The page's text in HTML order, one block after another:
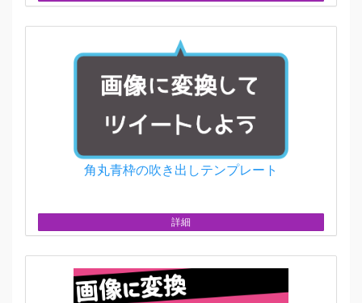
角丸青枠の吹き出しテンプレート
詳細